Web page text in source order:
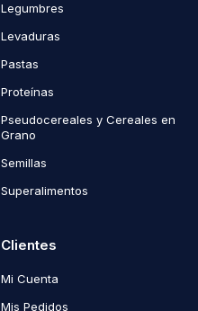
Legumbres
Levaduras
Pastas
Proteínas
Pseudocereales y Cereales en
Grano
Semillas
Superalimentos
Clientes
Mi Cuenta
Mis Pedidos